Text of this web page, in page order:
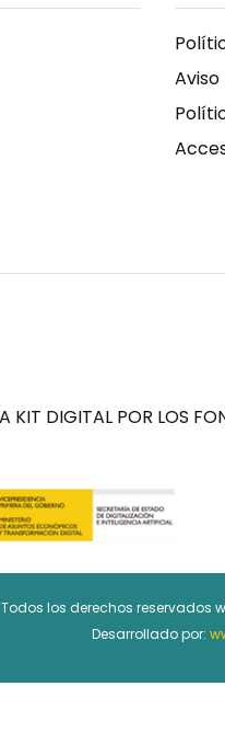
DIGITAL POR LOS
Todos los derechos reservados
Desarrollado por: